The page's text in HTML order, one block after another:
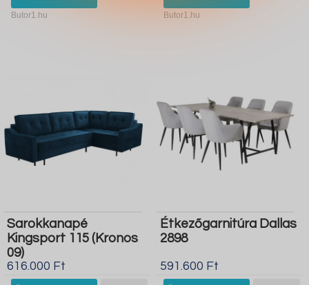
Butor1.hu Butor1.hu
Sarokkanapé
Kingsport 115 (Kronos
09)
616.000 Ft
Étkezőgarnitúra Dallas
2898
591.600 Ft